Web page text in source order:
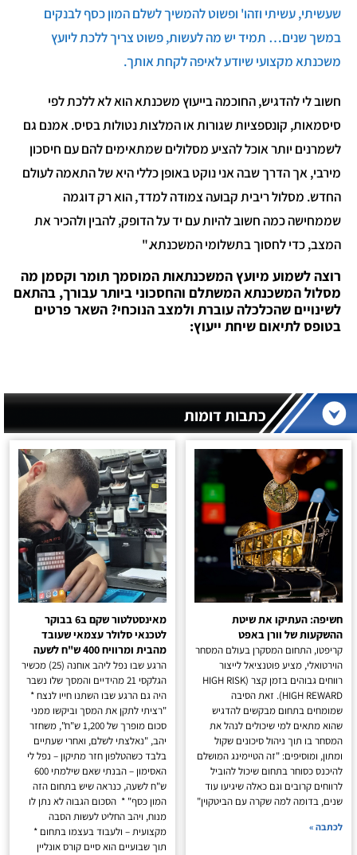
שעשיתי, עשיתי וזהו' ופשוט להמשיך לשלם המון כסף לבנקים
במשך שנים… תמיד יש מה לעשות, פשוט צריך ללכת ליועץ
משכנתא מקצועי שיודע לאיפה לקחת אותך.
חשוב לי להדגיש, החוכמה בייעוץ משכנתא הוא לא ללכת לפי
סיסמאות, קונספציות שגורות או המלצות נטולות בסיס. אמנם גם
לשמרנים יותר אוכל להציע מסלולים שמתאימים להם עם חיסכון
מירבי, אך הדרך שבה אני נוקט באופן כללי היא של התאמה לעולם
החדש. מסלול ריבית קבועה צמודה למדד, הוא רק דוגמה
שממחישה כמה חשוב להיות עם יד על הדופק, להבין ולהכיר את
המצב, כדי לחסוך בתשלומי המשכנתא."
רוצה לשמוע מיועץ המשכנתאות המוסמך תומר וקסמן מה
מסלול המשכנתא המשתלם והחסכוני ביותר עבורך, בהתאם
לשינויים שהכלכלה עוברת ולמצב הנוכחי? השאר פרטים
בטופס לתיאום שיחת ייעוץ:
כתבות דומות
חשיפה: העתיקו את שיטת
ההשקעות של וורן באפט
קריפטו, התחום המסקרן בעולם המסחר
הוירטואלי, מציע פוטנציאל לייצור
רווחים גבוהים בזמן קצר (HIGH RISK
HIGH REWARD). זאת הסיבה
שמומחים בתחום מבקשים להדגיש
שהוא מתאים למי שיכולים לנהל את
המסחר בו תוך ניהול סיכונים שקול
ומתון, ומוסיפים: "זה הטיימינג המושלם
להיכנס כסוחר בתחום שיכול להוביל
לרווחים קרובים וגם כאלה שיגיעו עוד
שנים, בדומה למה שקרה עם הביטקוין"
לכתבה »
מאינסטלטור שקם ב6 בבוקר
לטכנאי סלולר עצמאי שעובד
מהבית ומרוויח 400 ש"ח לשעה
הרגע שבו נפל ליהב אוחנה (25) מכשיר
הגלקסי 21 מהידיים והמסך שלו נשבר
היה גם הרגע שבו השתנו חייו לנצח *
"רציתי לתקן את המסך וביקשו ממני
סכום מופרך של 1,200 ש"ח", משחזר
יהב, "נאלצתי לשלם, ואחרי שעתיים
בלבד כשהטלפון חזר מתיקון – נפל לי
האסימון – הבנתי שאם שילמתי 600
ש"ח לשעה, כנראה שיש בתחום הזה
המון כסף" * הסכום הגבוה לא נתן לו
מנוח, ויהב החליט לעשות הסבה
מקצועית – ולעבוד בעצמו בתחום *
תוך שבועיים הוא סיים קורס אונליין